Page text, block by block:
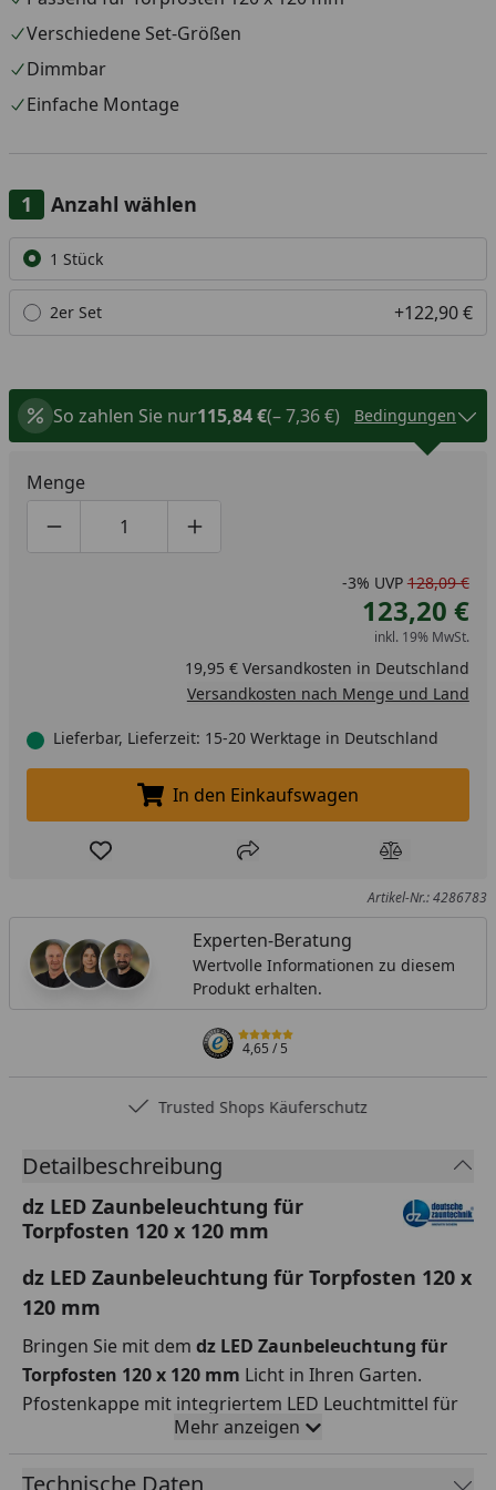
Verschiedene Set-Größen
Dimmbar
Einfache Montage
Anzahl wählen
Alle anzeigen (2)
1 Stück
2er Set +122,90 €
So zahlen Sie nur115,84 €(– 7,36 €) Bedingungen
Menge
Produktmenge um eins verringern
Produktmenge manuell eingeben
Produktmenge um eins erhöhen
-3% UVP 128,09 €
123,20 €
inkl. 19% MwSt.
19,95 € Versandkosten in Deutschland
Versandkosten nach Menge und Land
Lieferbar, Lieferzeit: 15-20 Werktage in Deutschland
In den Einkaufswagen legen
In den Einkaufswagen
Produkt zur Wunschliste hinzufügen
Teilen Produkt
Artikel-Nr.: 4286783
Experten-Beratung
Wertvolle Informationen zu diesem
Produkt erhalten.
4,65/ 5
Trusted Shops Käuferschutz
Detailbeschreibung
dz LED Zaunbeleuchtung für
Torpfosten 120 x 120 mm
dz LED Zaunbeleuchtung für Torpfosten 120 x
120 mm
Bringen Sie mit dem dz LED Zaunbeleuchtung für
Torpfosten 120 x 120 mm Licht in Ihren Garten.
Pfostenkappe mit integriertem LED Leuchtmittel für
Torpfosten 120 x 120 mm. Setzen Sie zum Beispiel mit
den LED- Alu Pfostenkappen mit integriertem LED-
Mehr anzeigen
Technische Daten